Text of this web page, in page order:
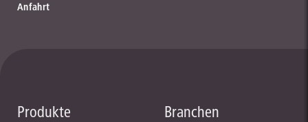
Anfahrt
Produkte Branchen